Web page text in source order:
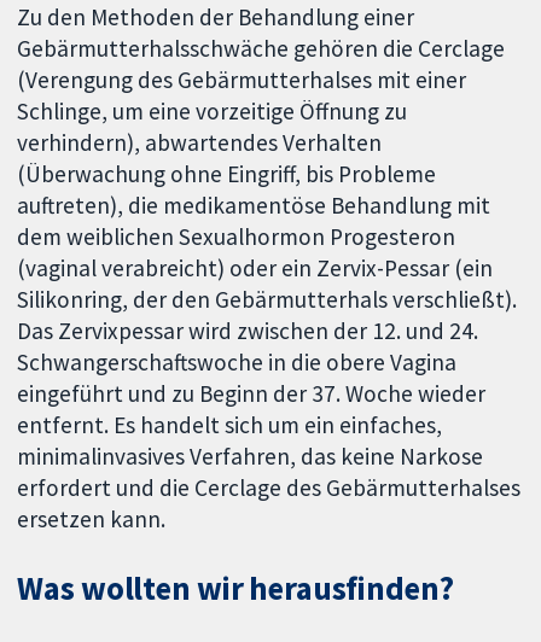
Zu den Methoden der Behandlung einer
Gebärmutterhalsschwäche gehören die Cerclage
(Verengung des Gebärmutterhalses mit einer
Schlinge, um eine vorzeitige Öffnung zu
verhindern), abwartendes Verhalten
(Überwachung ohne Eingriff, bis Probleme
auftreten), die medikamentöse Behandlung mit
dem weiblichen Sexualhormon Progesteron
(vaginal verabreicht) oder ein Zervix-Pessar (ein
Silikonring, der den Gebärmutterhals verschließt).
Das Zervixpessar wird zwischen der 12. und 24.
Schwangerschaftswoche in die obere Vagina
eingeführt und zu Beginn der 37. Woche wieder
entfernt. Es handelt sich um ein einfaches,
minimalinvasives Verfahren, das keine Narkose
erfordert und die Cerclage des Gebärmutterhalses
ersetzen kann.
Was wollten wir herausfinden?